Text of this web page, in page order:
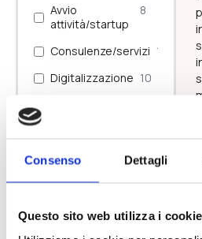
Consenso Dettagli
Questo sito web utilizza i cookie
Avvio
attività/startup
8
Consulenze/servizi 10
Digitalizzazione 10
Opere civili
Ricerca e
innovazione